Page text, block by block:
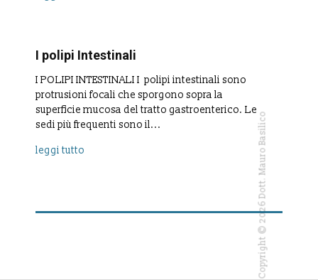
I polipi Intestinali
I POLIPI INTESTINALI I polipi intestinali sono
protrusioni focali che sporgono sopra la
superficie mucosa del tratto gastroenterico. Le
sedi più frequenti sono il...
leggi tutto Copyright © 2026 Dott. Mauro Basilico